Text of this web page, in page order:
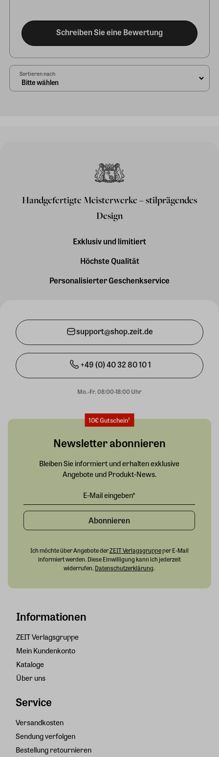
Schreiben Sie eine Bewertung
Sortieren nach
Handgefertigte Meisterwerke – stilprägendes
Design
Exklusiv und limitiert
Höchste Qualität
Personalisierter Geschenkservice
support@shop.zeit.de
+49 (0) 40 32 80 10 1
Mo.-Fr. 08:00-18:00 Uhr
Informationen
ZEIT Verlagsgruppe
Mein Kundenkonto
Kataloge
Über uns
Service
Versandkosten
Sendung verfolgen
Bestellung retournieren
10€ Gutschein¹
Newsletter abonnieren
Bleiben Sie informiert und erhalten exklusive
Angebote und Produkt-News.
Abonnieren
Ich möchte über Angebote derZEIT Verlagsgruppeper E-Mail
informiert werden. Diese Einwilligung kann ich jederzeit
widerrufen. Datenschutzerklärung.